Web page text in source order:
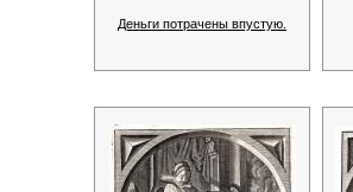
Деньги потрачены впустую.